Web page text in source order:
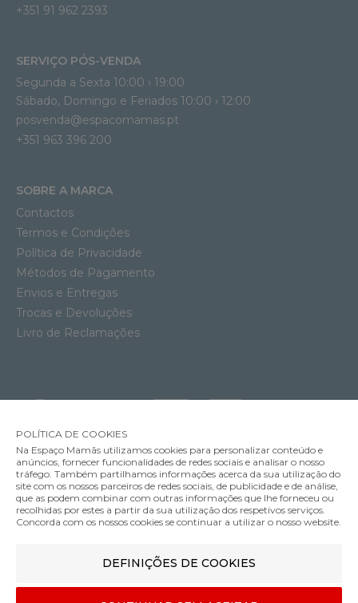
Cinta Anita Panty Long Essentials
29.95€
+351 91 962 2393
SERVIÇO PÓS-VENDA
Segunda a Sexta 10:00 › 19:00
Sábado, Domingo e Feriados 10:00 › 12:00
posvenda@espacomamas.pt
+351 963 396 200
SOBRE A MARCA
Contactos
Termos e Condições
Política de Privacidade
Métodos de Pagamento
Envios e Entregas
Trocas e Devoluções
Livro de Reclamações
MÉTODOS DE ENVIO
MÉTODOS DE PAGAMENTO
POLÍTICA DE COOKIES
Na Espaço Mamãs utilizamos cookies para personalizar conteúdo e
anúncios, fornecer funcionalidades de redes sociais e analisar o nosso
tráfego. Também partilhamos informações acerca da sua utilização do
site com os nossos parceiros de redes sociais, de publicidade e de análise,
que as podem combinar com outras informações que lhe forneceu ou
recolhidas por estes a partir da sua utilização dos respetivos serviços.
Concorda com os nossos cookies se continuar a utilizar o nosso website.
DEFINIÇÕES DE COOKIES